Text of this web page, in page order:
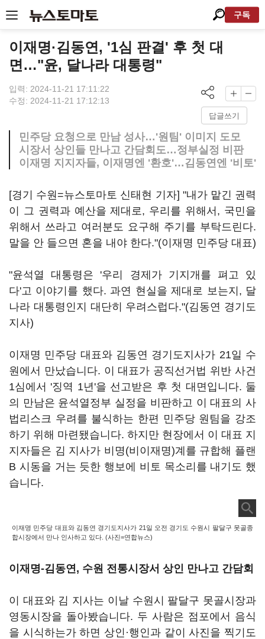
구독
이재명·김동연, '1심 판결' 후 첫 대
면…"윤, 달나라 대통령"
입력: 2024-11-21 17:11:22
수정: 2024-11-21 17:12:13
답글쓰기
민주당 요청으로 만남 성사…'원팀' 이미지 도모
시장서 상인들 만나고 간담회도…정부실정 비판
이재명 지지자들, 이재명엔 '환호'…김동연엔 '비토'
[경기 수원=뉴스토마토 신태현 기자] "내가 맡긴 권력
이 그 권력과 예산을 제대로, 우리를 위해서, 국민을
위해서 쓰라고 여러분도 요구해 주기를 부탁드린다.
말을 안 들으면 혼을 내야 한다."(이재명 민주당 대표)
"윤석열 대통령은 '우리 경제가 기지개를 펴고 있
다'고 이야기를 했다. 과연 현실을 제대로 보는지, 달
나라 대통령인지 대단히 우려스럽다."(김동연 경기도
지사)
이재명 민주당 대표와 김동연 경기도지사가 21일 수
원에서 만났습니다. 이 대표가 공직선거법 위반 사건
1심에서 '징역 1년'을 선고받은 후 첫 대면입니다. 둘
의 만남은 윤석열정부 실정을 비판하고 이 대표의 사
법리스크 우려를 불식하는 한편 민주당 원팀을 강조
하기 위해 마련됐습니다. 하지만 현장에서 이 대표 지
지자들은 김 지사가 비명(비이재명)계를 규합해 플랜
B 시동을 거는 듯한 행보에 비토 목소리를 내기도 했
습니다.
이재명 민주당 대표와 김동연 경기도지사가 21일 오전 경기도 수원시 팔달구 못골종
합시장에서 만나 인사하고 있다. (사진=연합뉴스)
이재명-김동연, 수원 전통시장서 상인 만나고 간담회
이 대표와 김 지사는 이날 수원시 팔달구 못골시장과
영동시장을 돌아봤습니다. 두 사람은 점포에서 음식
을 시식하는가 하면 상인·행인과 같이 사진을 찍기도